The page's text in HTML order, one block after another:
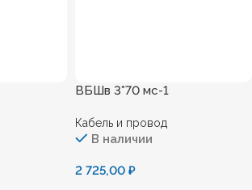
ВБШв 3*70 мс-1
Кабель и провод
В наличии
2 725,00 ₽